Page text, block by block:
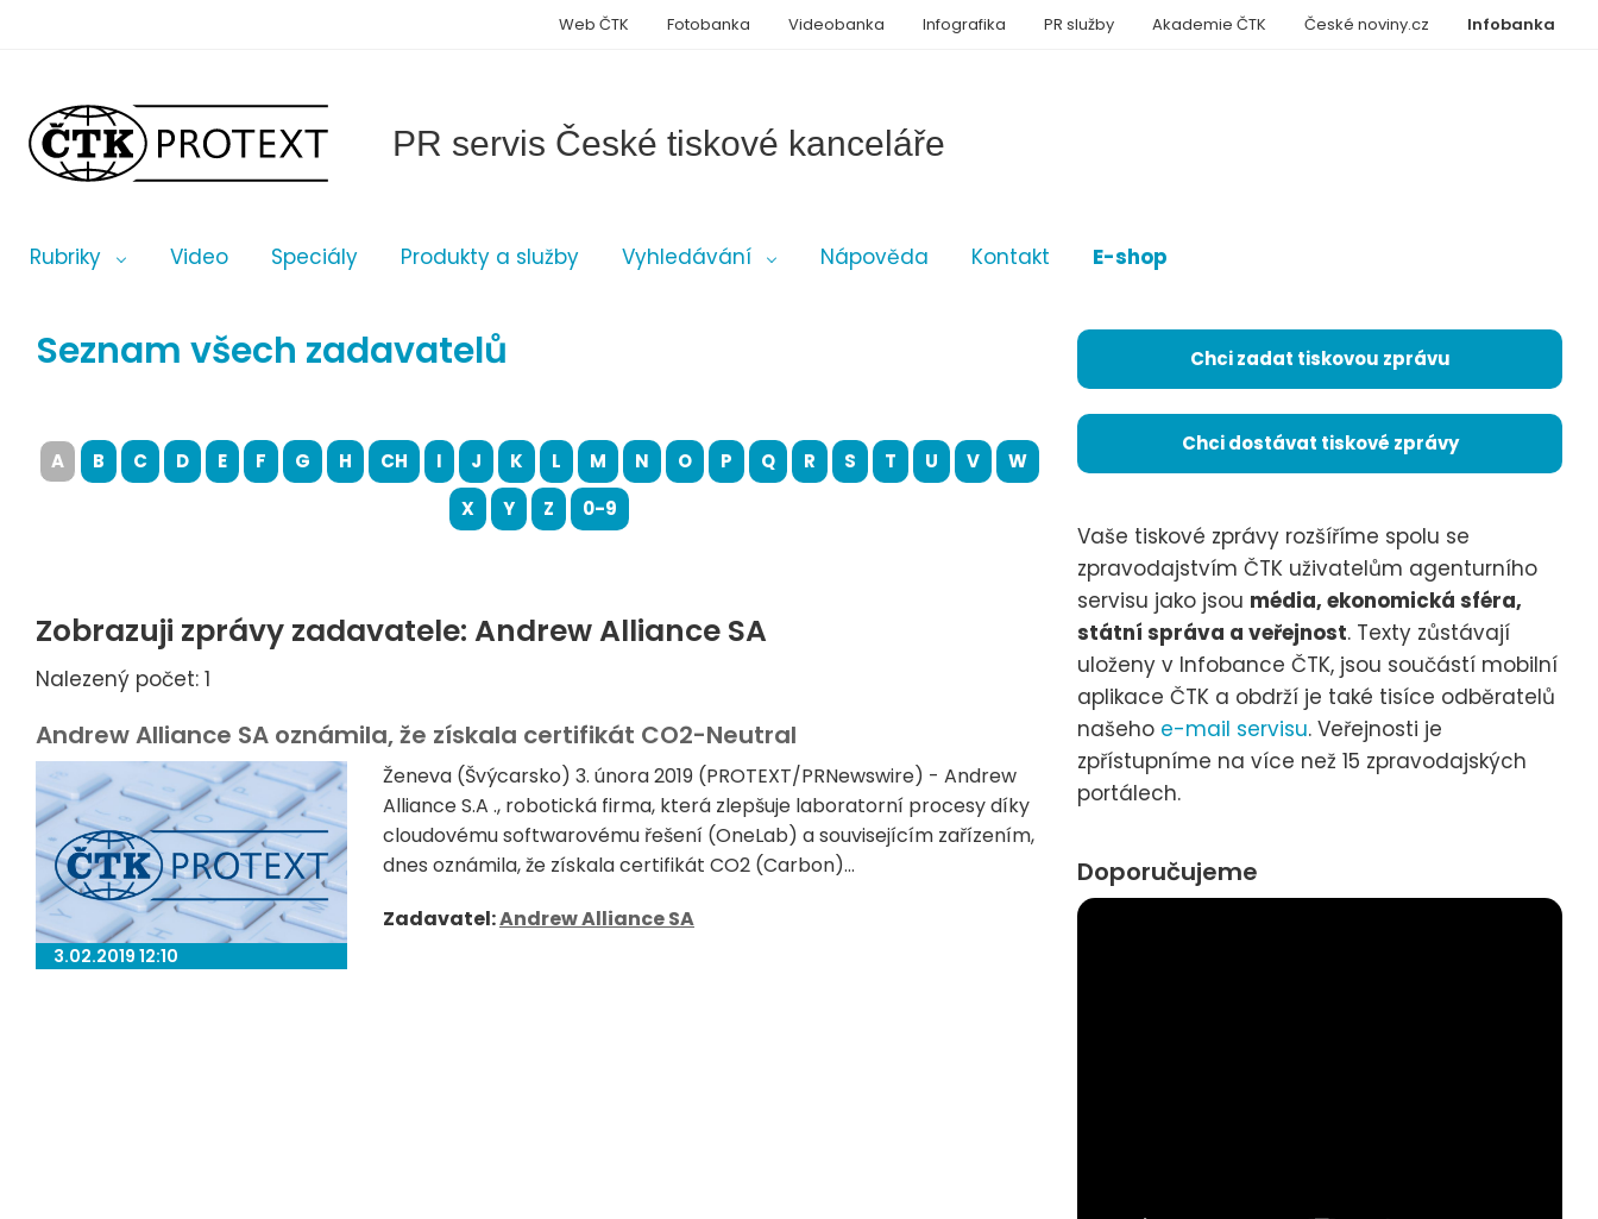
PR servis České tiskové kanceláře
Rubriky Video Speciály Produkty a služby Vyhledávání Nápověda Kontakt E-shop
Infobanka
Web ČTK Fotobanka Videobanka Infografika PR služby Akademie ČTK České noviny.cz
Seznam všech zadavatelů
A B C D E F G H CH I J K L M N O P Q R S T U V
W
X
Y Z 0-9
Zobrazuji zprávy zadavatele: Andrew Alliance SA
Nalezený počet: 1
Andrew Alliance SA oznámila, že získala certifikát CO2-Neutral
3.02.2019 12:10
Ženeva (Švýcarsko) 3. února 2019 (PROTEXT/PRNewswire) - Andrew
Alliance S.A ., robotická firma, která zlepšuje laboratorní procesy díky
cloudovému softwarovému řešení (OneLab) a souvisejícím zařízením,
dnes oznámila, že získala certifikát CO2 (Carbon)...
Zadavatel:Andrew Alliance SA
Chci zadat tiskovou zprávu
Chci dostávat tiskové zprávy
Vaše tiskové zprávy rozšíříme spolu se
zpravodajstvím ČTK uživatelům agenturního
servisu jako jsou média, ekonomická sféra,
státní správa a veřejnost. Texty zůstávají
uloženy v Infobance ČTK, jsou součástí mobilní
aplikace ČTK a obdrží je také tisíce odběratelů
našeho e-mail servisu. Veřejnosti je
zpřístupníme na více než 15 zpravodajských
portálech.
Doporučujeme